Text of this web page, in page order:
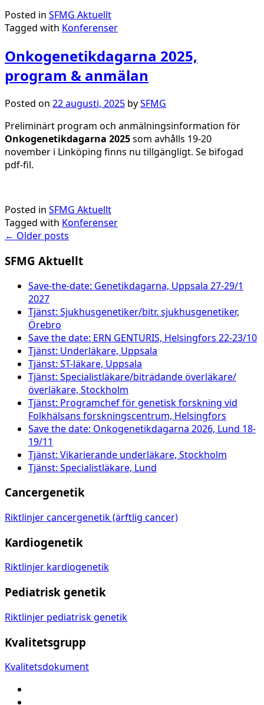
Posted in SFMG Aktuellt
Tagged with Konferenser
Onkogenetikdagarna 2025,
program & anmälan
Posted on 22 augusti, 2025 bySFMG
Preliminärt program och anmälningsinformation för
Onkogenetikdagarna 2025som avhålls 19-20
november i Linköping finns nu tillgängligt. Se bifogad
pdf-fil.
Posted in SFMG Aktuellt
Tagged with Konferenser
Posts
navigation
← Older posts
SFMG Aktuellt
Save-the-date: Genetikdagarna, Uppsala 27-29/1
2027
Tjänst: Sjukhusgenetiker/bitr. sjukhusgenetiker,
Örebro
Save the date: ERN GENTURIS, Helsingfors 22-23/10
Tjänst: Underläkare, Uppsala
Tjänst: ST-läkare, Uppsala
Tjänst: Specialistläkare/biträdande överläkare/
överläkare, Stockholm
Tjänst: Programchef för genetisk forskning vid
Folkhälsans forskningscentrum, Helsingfors
Save the date: Onkogenetikdagarna 2026, Lund 18-
19/11
Tjänst: Vikarierande underläkare, Stockholm
Tjänst: Specialistläkare, Lund
Cancergenetik
Riktlinjer cancergenetik (ärftlig cancer)
Kardiogenetik
Riktlinjer kardiogenetik
Pediatrisk genetik
Riktlinjer pediatrisk genetik
Kvalitetsgrupp
Kvalitetsdokument